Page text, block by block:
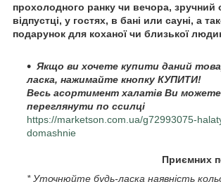
прохолодного ранку чи вечора, зручний
відпустці, у гостях, в бані или сауні, а
подарунок для коханої чи близької
Якщо ви хочете купити даний
ласка, нажимайте кнопку КУПИТИ!
Весь асортимент халатів Ви можете
переглянути по ссилці
https://marketson.com.ua/g72993075-
domashnie
Приємних
* Уточнюйте будь-ласка наявність